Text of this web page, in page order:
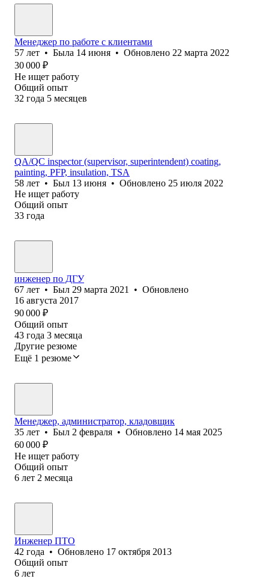
Менеджер по работе с клиентами
57 лет • Была 14 июня • Обновлено 22 марта 2022
30 000 ₽
Не ищет работу
Общий опыт
32 года 5 месяцев
QA/QC inspector (supervisor, superintendent) coating,
painting, PFP, insulation, TSA
58 лет • Был 13 июня • Обновлено 25 июля 2022
Не ищет работу
Общий опыт
33 года
инженер по ДГУ
67 лет • Был 29 марта 2021 • Обновлено
16 августа 2017
90 000 ₽
Общий опыт
43 года 3 месяца
Другие резюме
Ещё 1 резюме
Менеджер, администратор, кладовщик
35 лет • Был 2 февраля • Обновлено 14 мая 2025
60 000 ₽
Не ищет работу
Общий опыт
6 лет 2 месяца
Инженер ПТО
42 года • Обновлено 17 октября 2013
Общий опыт
6 лет